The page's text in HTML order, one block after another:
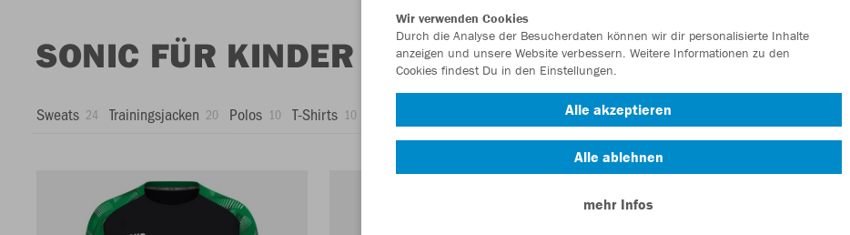
SONIC FÜR KINDER
Sweats 24 Trainingsjacken 20 Polos 10 T-Shirts 10
Wir verwenden Cookies
Durch die Analyse der Besucherdaten können wir dir personalisierte Inhalte
anzeigen und unsere Website verbessern. Weitere Informationen zu den
Cookies findest Du in den Einstellungen.
Alle akzeptieren
Alle ablehnen
mehr Infos